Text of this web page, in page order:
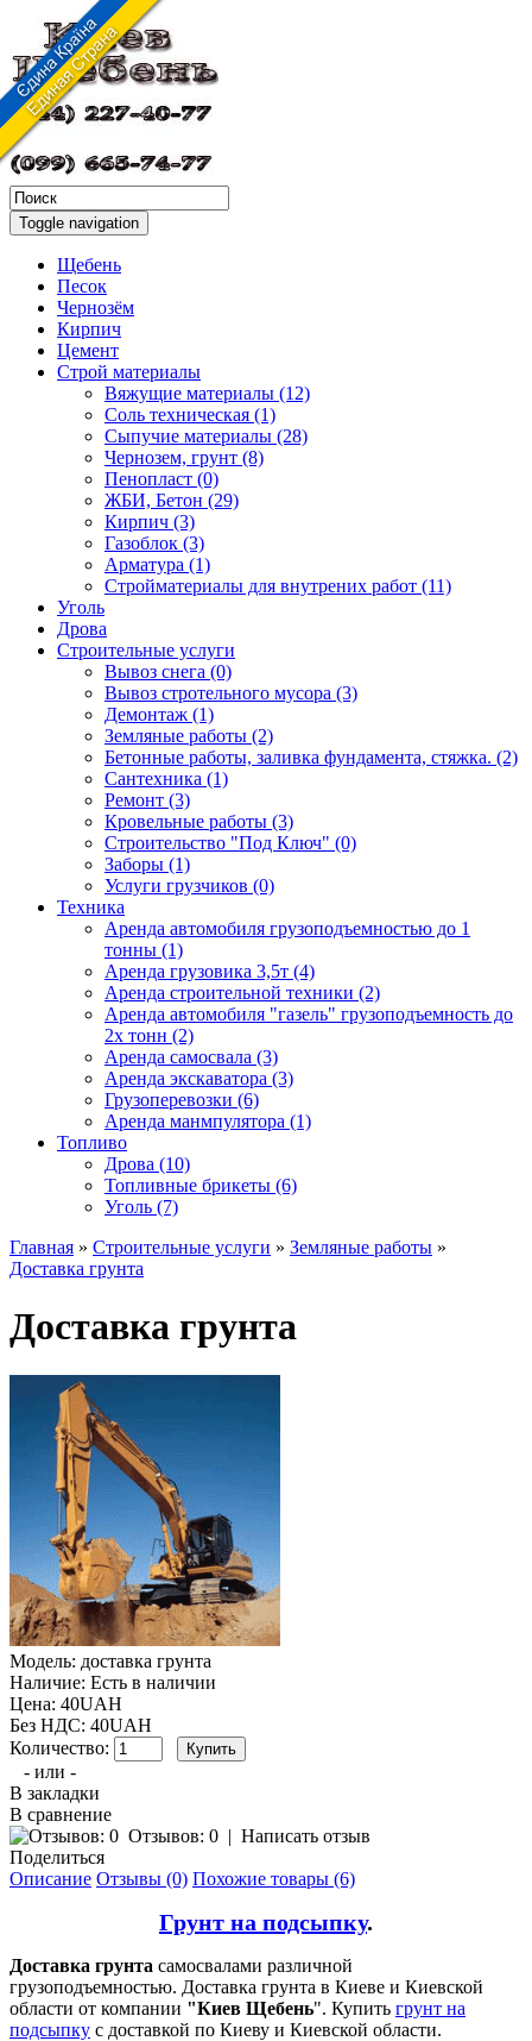
Toggle navigation
Щебень
Песок
Чернозём
Кирпич
Цемент
Строй материалы
Вяжущие материалы (12)
Соль техническая (1)
Сыпучие материалы (28)
Чернозем, грунт (8)
Пенопласт (0)
ЖБИ, Бетон (29)
Кирпич (3)
Газоблок (3)
Арматура (1)
Стройматериалы для внутрених работ (11)
Уголь
Дрова
Строительные услуги
Вывоз снега (0)
Вывоз стротельного мусора (3)
Демонтаж (1)
Земляные работы (2)
Бетонные работы, заливка фундамента, стяжка. (2)
Сантехника (1)
Ремонт (3)
Кровельные работы (3)
Строительство "Под Ключ" (0)
Заборы (1)
Услуги грузчиков (0)
Техника
Аренда автомобиля грузоподъемностью до 1
тонны (1)
Аренда грузовика 3,5т (4)
Аренда строительной техники (2)
Аренда автомобиля "газель" грузоподъемность до
2х тонн (2)
Аренда самосвала (3)
Аренда экскаватора (3)
Грузоперевозки (6)
Аренда манмпулятора (1)
Топливо
Дрова (10)
Топливные брикеты (6)
Уголь (7)
Главная » Строительные услуги » Земляные работы »
Доставка грунта
Доставка грунта
Модель: доставка грунта
Наличие: Есть в наличии
Цена: 40UAH
Без НДС: 40UAH
Количество:
- или -
В закладки
В сравнение
Отзывов: 0 | Написать отзыв
Поделиться
Описание Отзывы (0) Похожие товары (6)
Грунт на подсыпку.
Доставка грунта самосвалами различной
грузоподъемностью. Доставка грунта в Киеве и Киевской
области от компании "Киев Щебень". Купить грунт на
подсыпку с доставкой по Киеву и Киевской области.